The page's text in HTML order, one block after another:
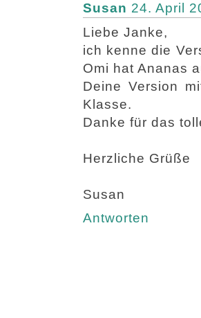
Susan 24. April
Liebe Janke,
ich kenne die
Omi hat Ananas
Deine Version
Klasse.
Danke für das
Herzliche Grüße
Susan
Antworten